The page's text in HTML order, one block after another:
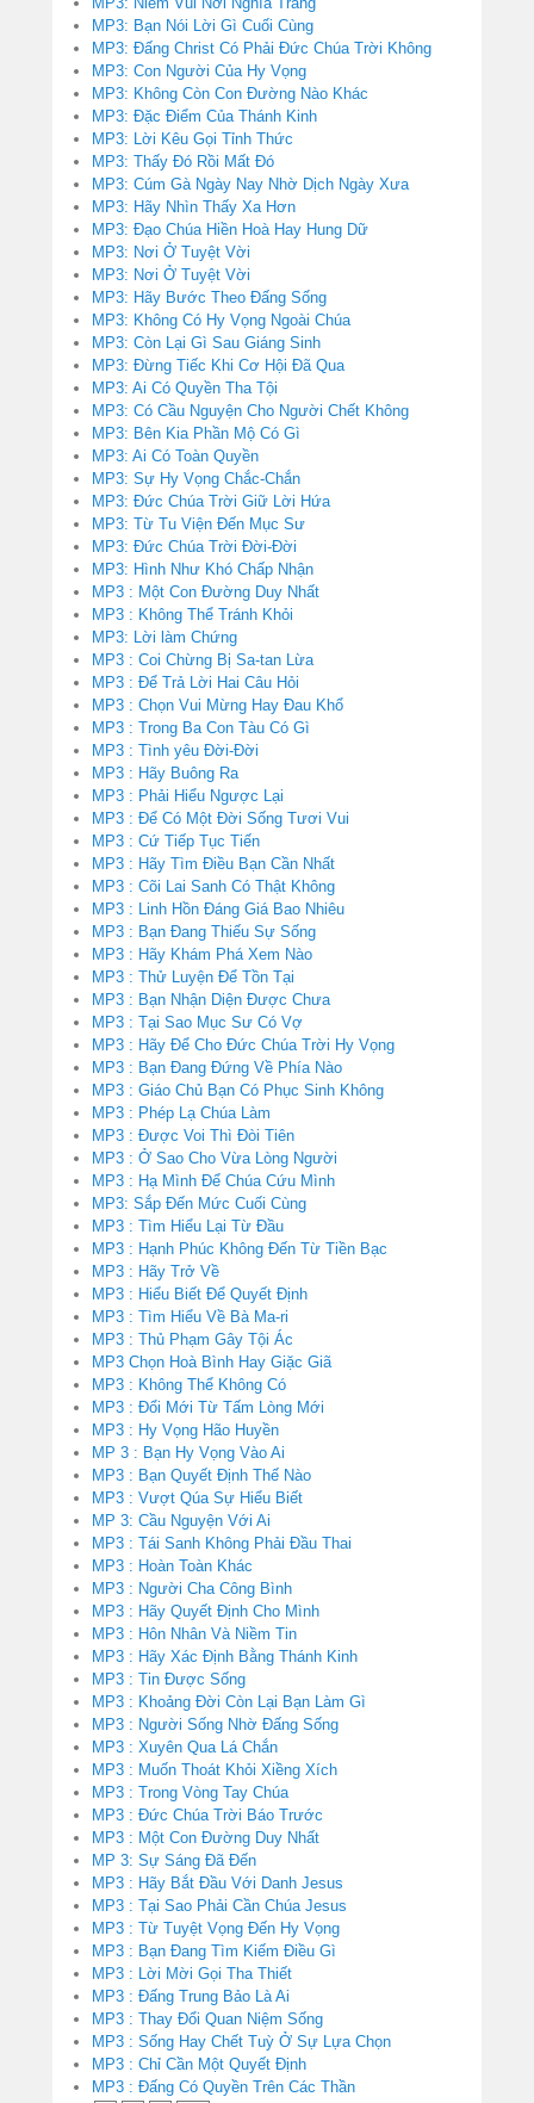
MP3: Bạn Nói Lời Gì Cuối Cùng
MP3: Đấng Christ Có Phải Đức Chúa Trời Không
MP3: Con Người Của Hy Vọng
MP3: Không Còn Con Đường Nào Khác
MP3: Đặc Điểm Của Thánh Kinh
MP3: Lời Kêu Gọi Tỉnh Thức
MP3: Thấy Đó Rồi Mất Đó
MP3: Cúm Gà Ngày Nay Nhờ Dịch Ngày Xưa
MP3: Hãy Nhìn Thấy Xa Hơn
MP3: Đạo Chúa Hiền Hoà Hay Hung Dữ
MP3: Nơi Ở Tuyệt Vời
MP3: Nơi Ở Tuyệt Vời
MP3: Hãy Bước Theo Đấng Sống
MP3: Không Có Hy Vọng Ngoài Chúa
MP3: Còn Lại Gì Sau Giáng Sinh
MP3: Đừng Tiếc Khi Cơ Hội Đã Qua
MP3: Ai Có Quyền Tha Tội
MP3: Có Cầu Nguyện Cho Người Chết Không
MP3: Bên Kia Phần Mộ Có Gì
MP3: Ai Có Toàn Quyền
MP3: Sự Hy Vọng Chắc-Chắn
MP3: Đức Chúa Trời Giữ Lời Hứa
MP3: Từ Tu Viện Đến Mục Sư
MP3: Đức Chúa Trời Đời-Đời
MP3: Hình Như Khó Chấp Nhận
MP3 : Một Con Đường Duy Nhất
MP3 : Không Thể Tránh Khỏi
MP3: Lời làm Chứng
MP3 : Coi Chừng Bị Sa-tan Lừa
MP3 : Để Trả Lời Hai Câu Hỏi
MP3 : Chọn Vui Mừng Hay Đau Khổ
MP3 : Trong Ba Con Tàu Có Gì
MP3 : Tình yêu Đời-Đời
MP3 : Hãy Buông Ra
MP3 : Phải Hiểu Ngược Lại
MP3 : Để Có Một Đời Sống Tươi Vui
MP3 : Cứ Tiếp Tục Tiến
MP3 : Hãy Tìm Điều Bạn Cần Nhất
MP3 : Cõi Lai Sanh Có Thật Không
MP3 : Linh Hồn Đáng Giá Bao Nhiêu
MP3 : Bạn Đang Thiếu Sự Sống
MP3 : Hãy Khám Phá Xem Nào
MP3 : Thử Luyện Để Tồn Tại
MP3 : Bạn Nhận Diện Được Chưa
MP3 : Tại Sao Mục Sư Có Vợ
MP3 : Hãy Để Cho Đức Chúa Trời Hy Vọng
MP3 : Bạn Đang Đứng Về Phía Nào
MP3 : Giáo Chủ Bạn Có Phục Sinh Không
MP3 : Phép Lạ Chúa Làm
MP3 : Được Voi Thì Đòi Tiên
MP3 : Ở Sao Cho Vừa Lòng Người
MP3 : Hạ Mình Để Chúa Cứu Mình
MP3: Sắp Đến Mức Cuối Cùng
MP3 : Tìm Hiểu Lại Từ Đầu
MP3 : Hạnh Phúc Không Đến Từ Tiền Bạc
MP3 : Hãy Trở Về
MP3 : Hiểu Biết Để Quyết Định
MP3 : Tìm Hiểu Về Bà Ma-ri
MP3 : Thủ Phạm Gây Tội Ác
MP3 Chọn Hoà Bình Hay Giặc Giã
MP3 : Không Thể Không Có
MP3 : Đổi Mới Từ Tấm Lòng Mới
MP3 : Hy Vọng Hão Huyền
MP 3 : Bạn Hy Vọng Vào Ai
MP3 : Bạn Quyết Định Thế Nào
MP3 : Vượt Qúa Sự Hiểu Biết
MP 3: Cầu Nguyện Với Ai
MP3 : Tái Sanh Không Phải Đầu Thai
MP3 : Hoàn Toàn Khác
MP3 : Người Cha Công Bình
MP3 : Hãy Quyết Định Cho Mình
MP3 : Hôn Nhân Và Niềm Tin
MP3 : Hãy Xác Định Bằng Thánh Kinh
MP3 : Tin Được Sống
MP3 : Khoảng Đời Còn Lại Bạn Làm Gì
MP3 : Người Sống Nhờ Đấng Sống
MP3 : Xuyên Qua Lá Chắn
MP3 : Muốn Thoát Khỏi Xiềng Xích
MP3 : Trong Vòng Tay Chúa
MP3 : Đức Chúa Trời Báo Trước
MP3 : Một Con Đường Duy Nhất
MP 3: Sự Sáng Đã Đến
MP3 : Hãy Bắt Đầu Với Danh Jesus
MP3 : Tại Sao Phải Cần Chúa Jesus
MP3 : Từ Tuyệt Vọng Đến Hy Vọng
MP3 : Bạn Đang Tìm Kiếm Điều Gì
MP3 : Lời Mời Gọi Tha Thiết
MP3 : Đấng Trung Bảo Là Ai
MP3 : Thay Đổi Quan Niệm Sống
MP3 : Sống Hay Chết Tuỳ Ở Sự Lựa Chọn
MP3 : Chỉ Cần Một Quyết Định
MP3 : Đấng Có Quyền Trên Các Thần